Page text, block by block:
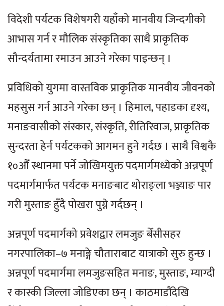
विदेशी पर्यटक विशेषगरी यहाँको मानवीय जिन्दगीको
आभास गर्न र मौलिक संस्कृतिका साथै प्राकृतिक
सौन्दर्यतामा रमाउन आउने गरेका पाइन्छन् ।
प्रविधिको युगमा वास्तविक प्राकृतिक मानवीय जीवनको
महसुस गर्न आउने गरेका छन् । हिमाल, पहाडका दृश्य,
मनाङवासीको संस्कार, संस्कृति, रीतिरिवाज, प्राकृतिक
सुन्दरता हेर्न पर्यटकको आगमन हुने गर्दछ । साथै विश्वकै
१०औँ स्थानमा पर्ने जोखिमयुक्त पदमार्गमध्येको अन्नपूर्ण
पदमार्गमार्फत पर्यटक मनाङबाट थोराङ्ला भञ्ज्याङ पार
गरी मुस्ताङ हुँदै पोखरा पुग्ने गर्दछन् ।
अन्नपूर्ण पदमार्गको प्रवेशद्वार लमजुङ बेँसीसहर
नगरपालिका–७ मनाङ्गे चौताराबाट यात्राको सुरु हुन्छ ।
अन्नपूर्ण पदमार्गमा लमजुङसहित मनाङ, मुस्ताङ, म्याग्दी
र कास्की जिल्ला जोडिएका छन् । काठमाडौंदेखि